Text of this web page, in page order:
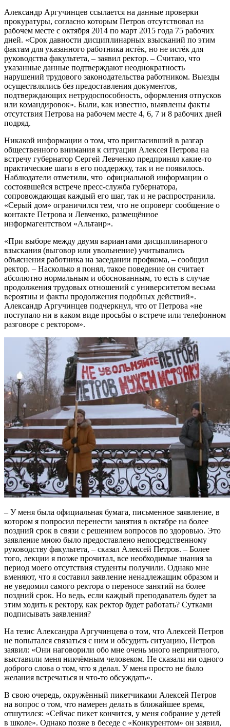
Александр Аргучинцев ссылается на данные проверки
прокуратуры, согласно которым Петров отсутствовал на
рабочем месте с октября 2014 по март 2015 года 75 рабочих
дней. «Срок давности дисциплинарных взысканий по этим
фактам для указанного работника истёк, но не истёк для
руководства факультета, – заявил ректор. – Считаю, что
указанные данные подтверждают неоднократность
нарушений трудового законодательства работником. Выезды
осуществлялись без предоставления документов,
подтверждающих нетрудоспособность, оформ­ления отпусков
или командировок». Были, как известно, выявлены факты
отсутствия Петрова на рабочем месте 4, 6, 7 и 8 рабочих дней
подряд.
Никакой информации о том, что пригласивший в разгар
общественного внимания к ситуации Алексея Петрова на
встречу губернатор Сергей Левченко предпринял какие-то
практические шаги в его поддержку, так и не появилось.
Наблюдатели отметили, что официальной информации о
состоявшейся встрече пресс-служба губернатора,
сопровождающая каждый его шаг, так и не распространила.
«Серый дом» ограничился тем, что не опроверг сообщение о
контакте Петрова и Левченко, размещённое
информагентством «Альтаир».
«При выборе между двумя вариантами дисциплинарного
взыскания (выговор или увольнение) учитывались
объяснения работника на заседании профкома, – сообщил
ректор. – Насколько я понял, такое поведение он считает
абсолютно нормальным и обоснованным, то есть в случае
продолжения трудовых отношений с университетом весьма
вероятны и факты продолжения подобных действий».
Александр Аргучинцев подчеркнул, что от Петрова «не
поступало ни в каком виде просьбы о встрече или телефонном
разговоре с ректором».
– У меня была официальная бумага, письменное заявление, в
котором я попросил перенести занятия в октябре на более
поздний срок в связи с решением вопросов по здоровью. Это
заявление мною было предоставлено непосредственному
руководству факультета, – сказал Алексей Петров. – Более
того, лекции я позже прочитал, все необходимые знания за
период моего отсутствия студенты получили. Однако мне
вменяют, что я составил заявление ненадлежащим образом и
не уведомил самого ректора о переносе занятий на более
поздний срок. Но ведь, если каждый преподаватель будет за
этим ходить к ректору, как ректор будет работать? Сутками
подписывать заявления?
На тезис Александра Аргучинцева о том, что Алексей Петров
не попытался связаться с ним и обсудить ситуацию, Петров
заявил: «Они наговорили обо мне очень много неприятного,
выставили меня никчёмным человеком. Не сказали ни одного
доброго слова о том, что я делал. У меня просто не было
желания встречаться и что-то обсуждать».
В свою очередь, окружённый пикетчиками Алексей Петров
на вопрос о том, что намерен делать в ближайшее время,
отшутился: «Сейчас пикет кончится, у меня собрание у детей
в школе». Однако позже в беседе с «Конкурентом» он заявил,